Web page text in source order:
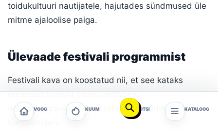
toidukultuuri nautijatele, hajutades sündmused üle
mitme ajaloolise paiga.
Ülevaade festivali programmist
Festivali kava on koostatud nii, et see kataks
erinevaid huvisid alates aktiivsest
noorteprogrammist kuni rahulike hommikute ja
kontsertideni.
VOOG KUUM OTSI KATALOOG